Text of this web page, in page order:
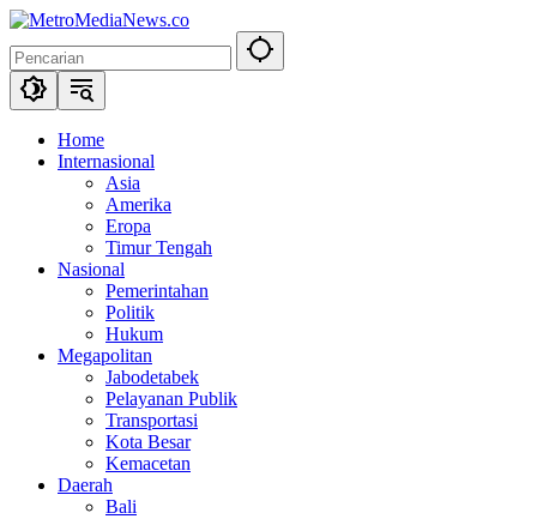
Langsung
konten
Home
Internasional
Asia
Amerika
Eropa
Timur Tengah
Nasional
Pemerintahan
Politik
Hukum
Megapolitan
Jabodetabek
Pelayanan Publik
Transportasi
Kota Besar
Kemacetan
Daerah
Bali